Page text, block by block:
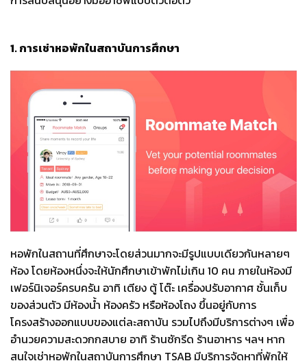
1.การเช่าหอพักในสถาบันการศึกษา
หอพักในสถานที่ศึกษาจะโดยส่วนมากจะมีรูปแบบเดียวกันหลายๆ
ห้องโดยห้องหนึ่งจะให้นักศึกษาเข้าพักไม่เกิน 10 คน ภายในห้องมี
เฟอร์นิเจอร์ครบครัน อาทิ เตียง ตู้โต๊ะ เครื่องปรับอากาศชั้นเก็บ
ของส่วนตัว มีห้องน้ำ ห้องครัว หรือห้องโถงขึ้นอยู่กับการ
โครงสร้างออกแบบของแต่ละสถาบัน รวมไปถึงมีบริการต่างๆ เพื่อ
อำนวยความสะดวกกสบาย อาทิ ร้านซักรีด ร้านอาหาร ฯลฯ หาก
สนใจเช่าหอพักในสถาบันการศึกษา TSAB มีบริการจัดหาที่พักให้